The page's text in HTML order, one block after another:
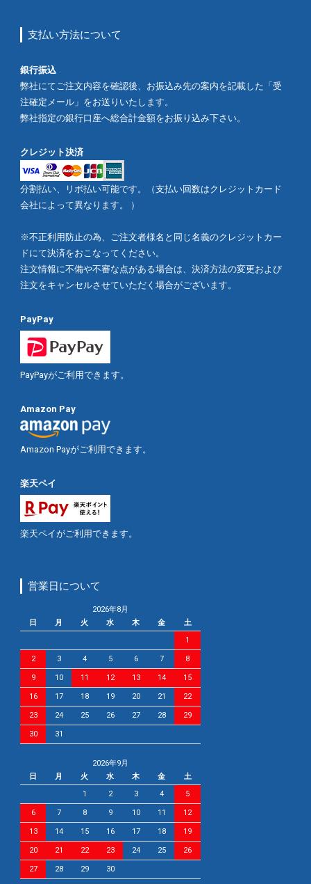
支払い方法について
銀行振込
弊社にてご注文内容を確認後、お振込み先の案内を記載した「受
注確定メール」をお送りいたします。
弊社指定の銀行口座へ総合計金額をお振り込み下さい。
クレジット決済
分割払い、リボ払い可能です。（支払い回数はクレジットカード
会社によって異なります。 ）
※不正利用防止の為、ご注文者様名と同じ名義のクレジットカー
ドにて決済をおこなってください。
注文情報に不備や不審な点がある場合は、決済方法の変更および
注文をキャンセルさせていただく場合がございます。
PayPay
PayPayがご利用できます。
Amazon Pay
Amazon Payがご利用できます。
楽天ペイ
楽天ペイがご利用できます。
営業日について
2026年8月
日
月 火 水 木 金
土
1
2 3 4 5 6 7 8
9 10 11 12 13 14 15
16 17 18 19 20 21 22
23 24 25 26 27 28 29
30 31
2026年9月
日
月 火 水 木 金
土
1
2 3 4 5
6 7 8 9 10 11 12
13 14 15 16 17 18 19
20 21 22 23 24 25 26
27 28 29 30